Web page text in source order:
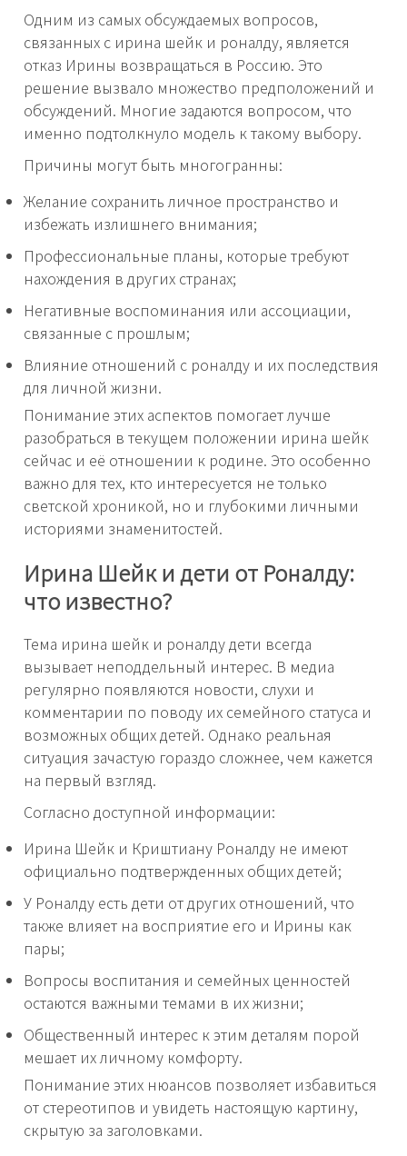
Одним из самых обсуждаемых вопросов,
связанных с ирина шейк и роналду, является
отказ Ирины возвращаться в Россию. Это
решение вызвало множество предположений и
обсуждений. Многие задаются вопросом, что
именно подтолкнуло модель к такому выбору.
Причины могут быть многогранны:
Желание сохранить личное пространство и
избежать излишнего внимания;
Профессиональные планы, которые требуют
нахождения в других странах;
Негативные воспоминания или ассоциации,
связанные с прошлым;
Влияние отношений с роналду и их последствия
для личной жизни.
Понимание этих аспектов помогает лучше
разобраться в текущем положении ирина шейк
сейчас и её отношении к родине. Это особенно
важно для тех, кто интересуется не только
светской хроникой, но и глубокими личными
историями знаменитостей.
Ирина Шейк и дети от Роналду:
что известно?
Тема ирина шейк и роналду дети всегда
вызывает неподдельный интерес. В медиа
регулярно появляются новости, слухи и
комментарии по поводу их семейного статуса и
возможных общих детей. Однако реальная
ситуация зачастую гораздо сложнее, чем кажется
на первый взгляд.
Согласно доступной информации:
Ирина Шейк и Криштиану Роналду не имеют
официально подтвержденных общих детей;
У Роналду есть дети от других отношений, что
также влияет на восприятие его и Ирины как
пары;
Вопросы воспитания и семейных ценностей
остаются важными темами в их жизни;
Общественный интерес к этим деталям порой
мешает их личному комфорту.
Понимание этих нюансов позволяет избавиться
от стереотипов и увидеть настоящую картину,
скрытую за заголовками.